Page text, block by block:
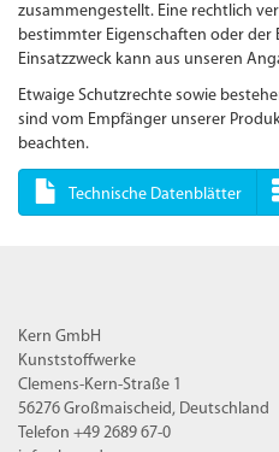
zusammengestellt. Eine rechtlich
bestimmter Eigenschaften oder
Einsatzzweck kann aus unseren
Etwaige Schutzrechte sowie
sind vom Empfänger unserer
beachten.
Technische Datenblätter
Kern GmbH
Kunststoffwerke
Clemens-Kern-Straße 1
56276 Großmaischeid, Deutschland
Telefon +49 2689 67-0